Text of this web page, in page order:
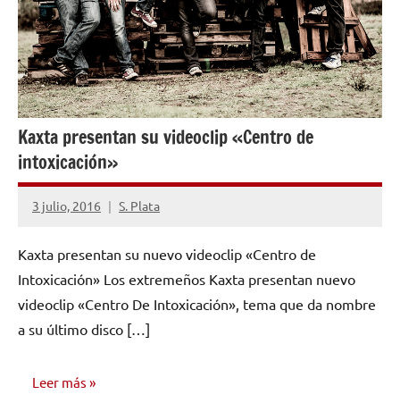
Kaxta presentan su videoclip «Centro de
intoxicación»
3 julio, 2016 S. Plata
No
comentarios
Kaxta presentan su nuevo videoclip «Centro de
Intoxicación» Los extremeños Kaxta presentan nuevo
videoclip «Centro De Intoxicación», tema que da nombre
a su último disco […]
Leer más